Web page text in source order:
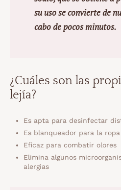
su uso se convierte de
cabo de pocos minutos.
¿Cuáles son las
lejía?
Es apta para desinfectar
Es blanqueador para la ropa
Eficaz para combatir olores
Elimina algunos
alergias